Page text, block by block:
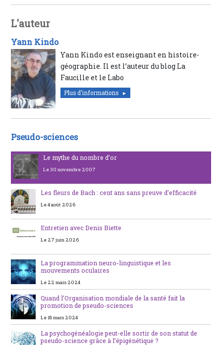
L'auteur
Yann Kindo
Yann Kindo est enseignant en histoire-
géographie. Il est l’auteur du blog La
Faucille et le Labo
Plus d'informations
Pseudo-sciences
Le mythe du nombre d’or
Le 30 novembre 2007
Les fleurs de Bach : cent ans sans preuve d’efficacité
Le 4 août 2026
Entretien avec Denis Biette
Le 27 juin 2026
La programmation neuro-linguistique et les
mouvements oculaires
Le 22 mars 2024
Quand l’Organisation mondiale de la santé fait la
promotion de pseudo-sciences
Le 18 mars 2024
La psychogénéalogie peut-elle sortir de son statut de
pseudo-science grâce à l’épigénétique ?